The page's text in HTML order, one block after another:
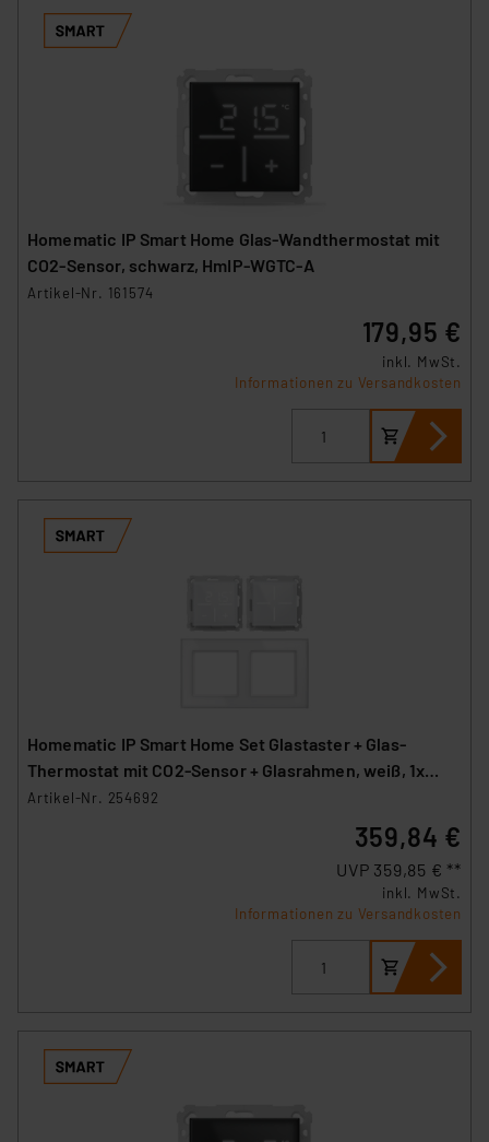
Homematic IP Smart Home Glas-Wandthermostat mit
CO2-Sensor, schwarz, HmIP-WGTC-A
Artikel-Nr. 161574
179,95 €
inkl. MwSt.
Informationen zu Versandkosten
Homematic IP Smart Home Set Glastaster + Glas-
Thermostat mit CO2-Sensor + Glasrahmen, weiß, 1x
WGS, 1x WGTC, 1x GF2
Artikel-Nr. 254692
359,84 €
UVP 359,85 € **
inkl. MwSt.
Informationen zu Versandkosten